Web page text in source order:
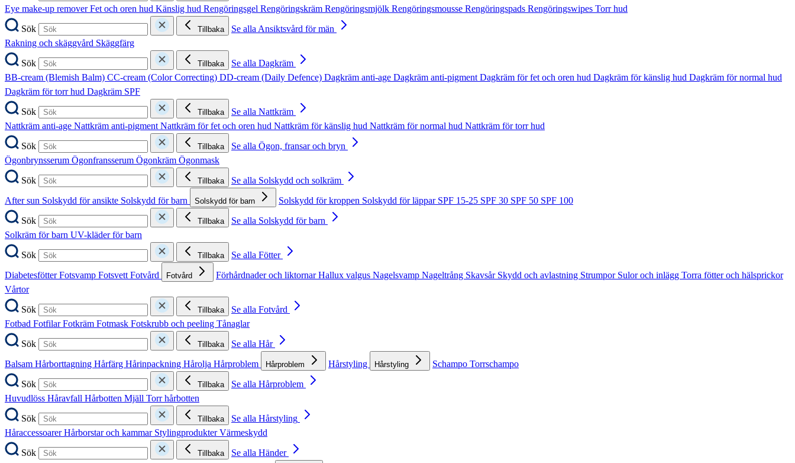
Eye make-up removerFet och oren hud Känslig hud Rengöringsgel Rengöringskräm Rengöringsmjölk Rengöringsmousse Rengöringspads Rengöringswipes Torr hud
Sök
Tillbaka
Se alla Ansiktsvård för män
Rakning och skäggvård Skäggfärg
Sök
Tillbaka
Se alla Dagkräm
BB-cream (Blemish Balm) CC-cream (Color Correcting) DD-cream (Daily Defence) Dagkräm anti-age Dagkräm anti-pigment Dagkräm för fet och oren hud Dagkräm för känslig hud Dagkräm för normal hud
Dagkräm för torr hud Dagkräm SPF
Sök
Tillbaka
Se alla Nattkräm
Nattkräm anti-age Nattkräm anti-pigment Nattkräm för fet och oren hud Nattkräm för känslig hud Nattkräm för normal hud Nattkräm för torr hud
Sök
Tillbaka
Se alla Ögon, fransar och bryn
Ögonbrynsserum Ögonfransserum Ögonkräm Ögonmask
Sök
Tillbaka
Se alla Solskydd och solkräm
After sun Solskydd för ansikte Solskydd för barn Solskydd för barn Solskydd för kroppen Solskydd för läppar SPF 15-25 SPF 30 SPF 50 SPF 100
Sök
Tillbaka
Se alla Solskydd för barn
Solkräm för barn UV-kläder för barn
Sök
Tillbaka
Se alla Fötter
DiabetesfötterFotsvamp Fotsvett Fotvård Fotvård Förhårdnader och liktornarHallux valgus Nagelsvamp Nageltrång Skavsår Skydd och avlastning Strumpor Sulor och inlägg Torra fötter och hälsprickor
Vårtor
Sök
Tillbaka
Se alla Fotvård
Fotbad FotfilarFotkräm Fotmask Fotskrubb och peeling Tånaglar
Sök
Tillbaka
Se alla Hår
Balsam Hårborttagning Hårfärg Hårinpackning Hårolja Hårproblem Hårproblem Hårstyling Hårstyling Schampo Torrschampo
Sök
Tillbaka
Se alla Hårproblem
Huvudlöss Håravfall Hårbotten Mjäll Torr hårbotten
Sök
Tillbaka
Se alla Hårstyling
HåraccessoarerHårborstar och kammar StylingprodukterVärmeskydd
Sök
Tillbaka
Se alla Händer